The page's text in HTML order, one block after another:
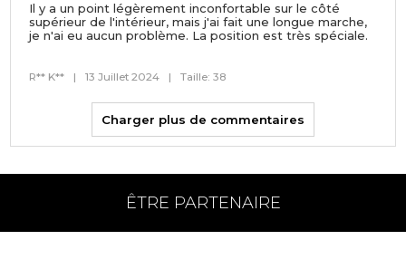
Il y a un point légèrement inconfortable sur le côté
supérieur de l'intérieur, mais j'ai fait une longue marche,
je n'ai eu aucun problème. La position est très spéciale.
R** K** | 13 Juillet 2024 | Taille: 38
Charger plus de commentaires
ÊTRE PARTENAIRE